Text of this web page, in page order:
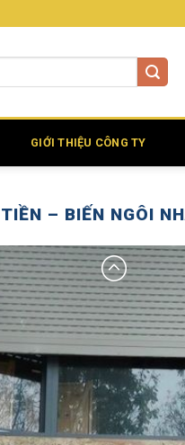
GIỚI THIỆU CÔNG TY
– BIẾN NGÔI